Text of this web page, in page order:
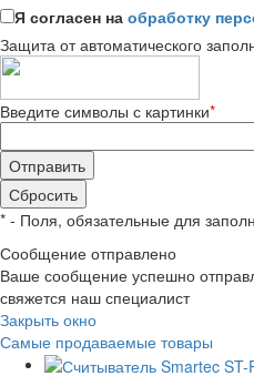
Я согласен на обработку
Защита от автоматического
Введите символы с картинки*
* - Поля, обязательные для
Сообщение отправлено
Ваше сообщение успешно
свяжется наш специалист
Закрыть окно
Самые продаваемые товары